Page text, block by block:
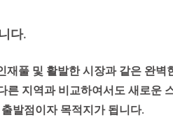
다.
풀 및 활발한 시장과 같은 완벽
른 지역과 비교하여서도 새로운
발점이자 목적지가 됩니다.